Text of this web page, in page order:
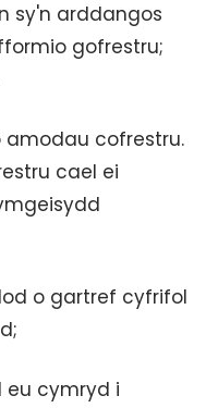
sy'n arddangos
gofrestru;
cofrestru.
cael ei
o gartref cyfrifol
eu cymryd i